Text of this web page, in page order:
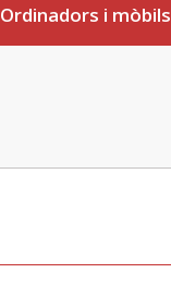
Ordinadors i mòbils